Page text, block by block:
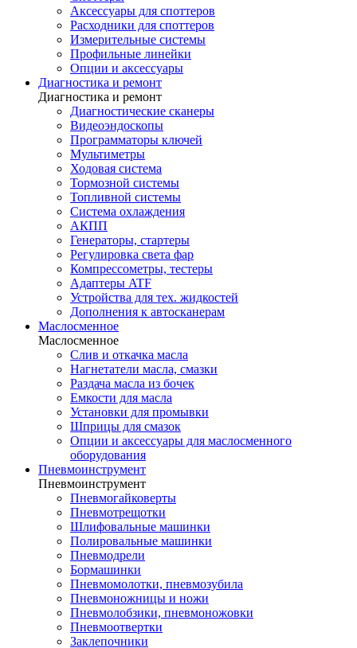
Аксессуары для споттеров
Расходники для споттеров
Измерительные системы
Профильные линейки
Опции и аксессуары
Диагностика и ремонт
Диагностика и ремонт
Диагностические сканеры
Видеоэндоскопы
Программаторы ключей
Мультиметры
Ходовая система
Тормозной системы
Топливной системы
Система охлаждения
АКПП
Генераторы, стартеры
Регулировка света фар
Компрессометры, тестеры
Адаптеры ATF
Устройства для тех. жидкостей
Дополнения к автосканерам
Маслосменное
Маслосменное
Слив и откачка масла
Нагнетатели масла, смазки
Раздача масла из бочек
Емкости для масла
Установки для промывки
Шприцы для смазок
Опции и аксессуары для маслосменного
оборудования
Пневмоинструмент
Пневмоинструмент
Пневмогайковерты
Пневмотрещотки
Шлифовальные машинки
Полировальные машинки
Пневмодрели
Бормашинки
Пневмомолотки, пневмозубила
Пневмоножницы и ножи
Пневмолобзики, пневмоножовки
Пневмоотвертки
Заклепочники